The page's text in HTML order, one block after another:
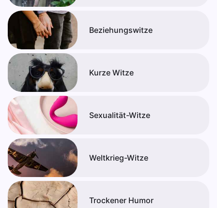
Beziehungswitze
Kurze Witze
Sexualität-Witze
Weltkrieg-Witze
Trockener Humor